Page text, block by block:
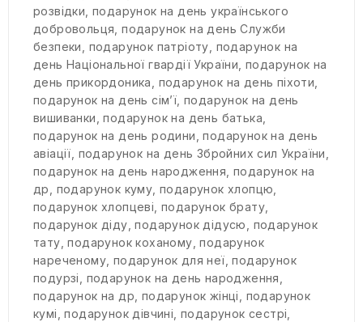
розвідки,подарунок на день українського
добровольця,подарунок на день Служби
безпеки, подарунок патріоту, подарунок на
день Національної гвардії України,подарунок на
день прикордоника, подарунок на день піхоти,
подарунок на день сім’ї,подарунок на день
вишиванки,подарунок на день батька,
подарунок на день родини,подарунок на день
авіації, подарунок на день Збройних сил України,
подарунок на день народження,подарунок на
др, подарунок куму,подарунок хлопцю,
подарунок хлопцеві,подарунок брату,
подарунок діду,подарунок дідусю, подарунок
тату,подарунок коханому,подарунок
нареченому, подарунок для неї,подарунок
подурзі, подарунок на день народження,
подарунок на др, подарунок жінці, подарунок
кумі,подарунок дівчині,подарунок сестрі,